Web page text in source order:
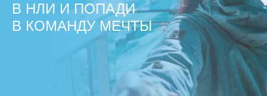
В НЛИ И ПОПАДИ
В КОМАНДУ МЕЧТЫ